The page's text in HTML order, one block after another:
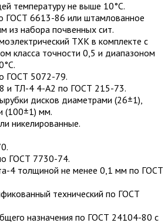
температуру не выше 10°С.
ГОСТ 6613-86 или штамлованное
из набора почвенных сит.
ТХК в комплекте с
класса точности 0,5 и диапазоном
ГОСТ 5072-79.
и ТЛ-4 4-А2 по ГОСТ 215-73.
дисков диаметрами (26±1),
(100±1) мм.
никелированные.
ГОСТ 7730-74.
4 толщиной не менее 0,1 мм по ГОСТ
технический по ГОСТ
назначения по ГОСТ 24104-80 с